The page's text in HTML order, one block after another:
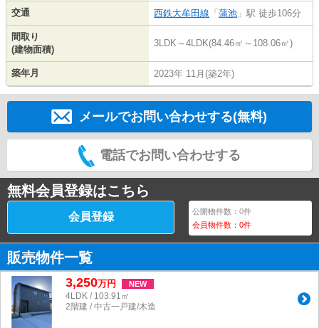
交通 西鉄大牟田線 「 蒲池 」駅 徒歩106分
間取り
(建物面積)
3LDK～4LDK(84.46㎡～108.06㎡)
築年月 2023年 11月(築2年)
メールでお問い合わせする(無料)
電話でお問い合わせする
無料会員登録はこちら
会員登録 公開物件数：0件
会員物件数：0件
販売物件一覧
3,250万円 NEW
4LDK / 103.91㎡
2階建 / 中古一戸建/木造